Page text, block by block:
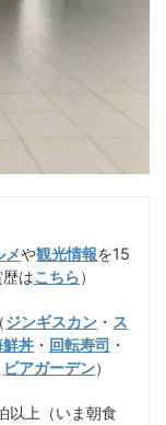
メや観光情報を15
はこちら）
ジンギスカン ・ ス
鮮丼 ・ 回転寿司 ・
ビアガーデン）
以上（いま朝食